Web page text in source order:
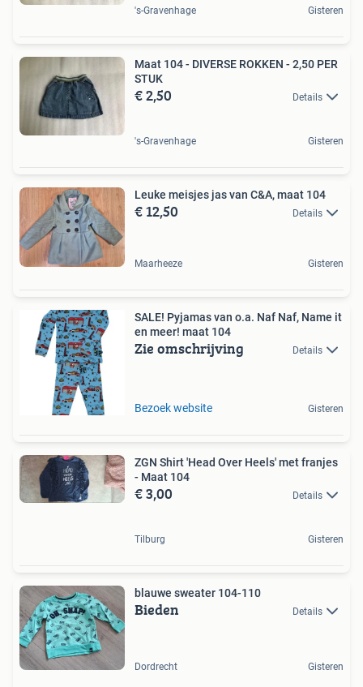
's-Gravenhage Gisteren
Maat 104 - DIVERSE ROKKEN - 2,50 PER
STUK
€ 2,50 Details
's-Gravenhage Gisteren
Leuke meisjes jas van C&A, maat 104
€ 12,50 Details
Maarheeze Gisteren
SALE! Pyjamas van o.a. Naf Naf, Name it
en meer! maat 104
Zie omschrijving Details
Bezoek website Gisteren
ZGN Shirt 'Head Over Heels' met franjes
- Maat 104
€ 3,00 Details
Tilburg Gisteren
blauwe sweater 104-110
Bieden Details
Dordrecht Gisteren